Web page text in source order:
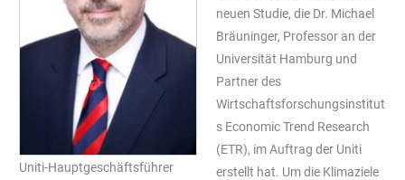
Uniti-Hauptgeschäftsführer
neuen Studie, die Dr. Michael
Bräuninger, Professor an der
Universität Hamburg und
Partner des
Wirtschaftsforschungsinstitut
s Economic Trend Research
(ETR), im Auftrag der Uniti
erstellt hat. Um die Klimaziele